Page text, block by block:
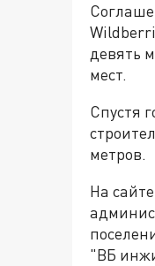
девять
мест.
Спустя
метров.
На
"ВБ